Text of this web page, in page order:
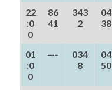
22
:0
0
86
41
343
2
04
38
01
:0
0
—-
034
8
04
50